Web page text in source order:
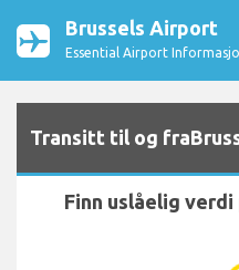
Brussels Airport
Essential Airport
Transitt til og
Finn uslåelig